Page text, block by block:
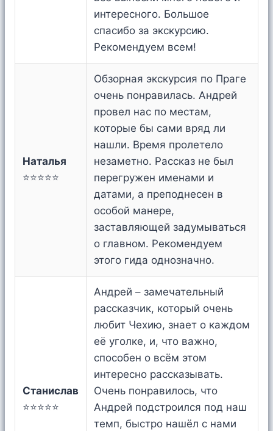
интересного. Большое
спасибо за экскурсию.
Рекомендуем всем!
Наталья
⭐⭐⭐⭐⭐
Обзорная экскурсия по Праге
очень понравилась. Андрей
провел нас по местам,
которые бы сами вряд ли
нашли. Время пролетело
незаметно. Рассказ не был
перегружен именами и
датами, а преподнесен в
особой манере,
заставляющей задумываться
о главном. Рекомендуем
этого гида однозначно.
Станислав
⭐⭐⭐⭐⭐
Андрей – замечательный
рассказчик, который очень
любит Чехию, знает о каждом
её уголке, и, что важно,
способен о всём этом
интересно рассказывать.
Очень понравилось, что
Андрей подстроился под наш
темп, быстро нашёл с нами